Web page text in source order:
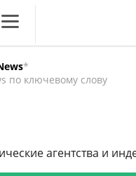
*
по ключевому слову
агентства и